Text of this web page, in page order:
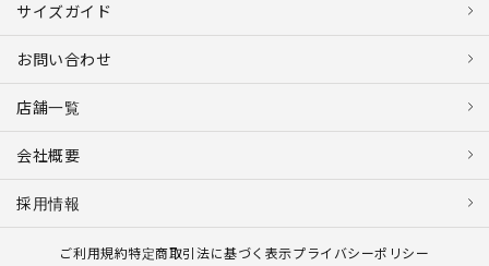
サイズガイド
お問い合わせ
店舗一覧
会社概要
採用情報
ご利用規約特定商取引法に基づく表示プライバシーポリシー